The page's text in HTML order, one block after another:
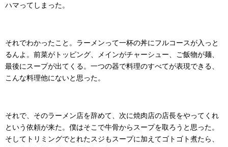
ハマってしまった。
それでわかったこと。ラーメンって一杯の丼にフルコースが入っと
るんよ。前菜がトッピング、メインがチャーシュー、ご飯物が麺、
最後にスープが出てくる。一つの器で料理のすべてが表現できる、
こんな料理他にないと思った。
それで、そのラーメン店を辞めて、次に焼肉店の店長をやってくれ
という依頼が来た。僕はそこで牛骨からスープを取ろうと思った。
そしてトリミングでとれたスジもスープに加えてゴトゴト煮たら、